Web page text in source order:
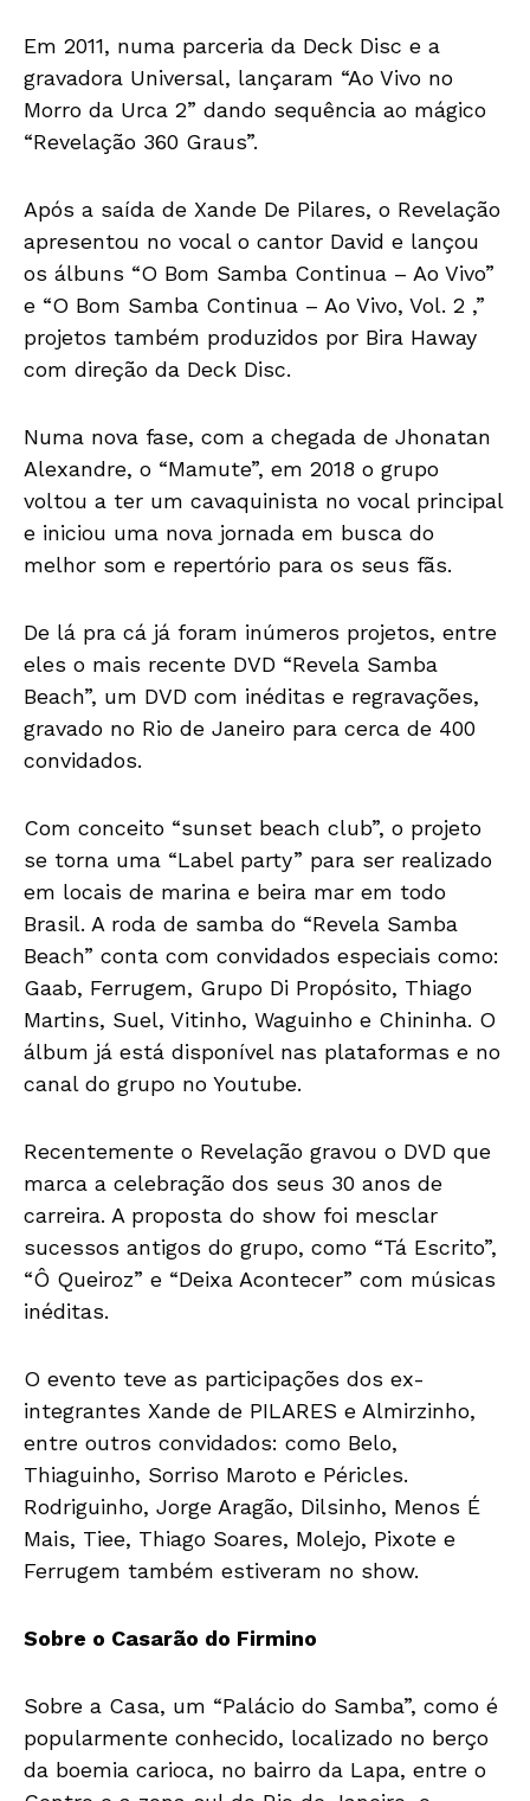
Em 2011, numa parceria da Deck Disc e a
gravadora Universal, lançaram “Ao Vivo no
Morro da Urca 2” dando sequência ao mágico
“Revelação 360 Graus”.
Após a saída de Xande De Pilares, o Revelação
apresentou no vocal o cantor David e lançou
os álbuns “O Bom Samba Continua – Ao Vivo”
e “O Bom Samba Continua – Ao Vivo, Vol. 2 ,”
projetos também produzidos por Bira Haway
com direção da Deck Disc.
Numa nova fase, com a chegada de Jhonatan
Alexandre, o “Mamute”, em 2018 o grupo
voltou a ter um cavaquinista no vocal principal
e iniciou uma nova jornada em busca do
melhor som e repertório para os seus fãs.
De lá pra cá já foram inúmeros projetos, entre
eles o mais recente DVD “Revela Samba
Beach”, um DVD com inéditas e regravações,
gravado no Rio de Janeiro para cerca de 400
convidados.
Com conceito “sunset beach club”, o projeto
se torna uma “Label party” para ser realizado
em locais de marina e beira mar em todo
Brasil. A roda de samba do “Revela Samba
Beach” conta com convidados especiais como:
Gaab, Ferrugem, Grupo Di Propósito, Thiago
Martins, Suel, Vitinho, Waguinho e Chininha. O
álbum já está disponível nas plataformas e no
canal do grupo no Youtube.
Recentemente o Revelação gravou o DVD que
marca a celebração dos seus 30 anos de
carreira. A proposta do show foi mesclar
sucessos antigos do grupo, como “Tá Escrito”,
“Ô Queiroz” e “Deixa Acontecer” com músicas
inéditas.
O evento teve as participações dos ex-
integrantes Xande de PILARES e Almirzinho,
entre outros convidados: como Belo,
Thiaguinho, Sorriso Maroto e Péricles.
Rodriguinho, Jorge Aragão, Dilsinho, Menos É
Mais, Tiee, Thiago Soares, Molejo, Pixote e
Ferrugem também estiveram no show.
Sobre o Casarão do Firmino
Sobre a Casa, um “Palácio do Samba”, como é
popularmente conhecido, localizado no berço
da boemia carioca, no bairro da Lapa, entre o